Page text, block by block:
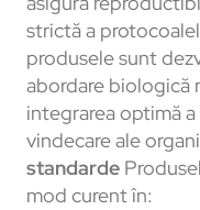
strictă a
produsele sunt
abordare biologică
integrarea optimă
vindecare ale
standarde
mod curent în: